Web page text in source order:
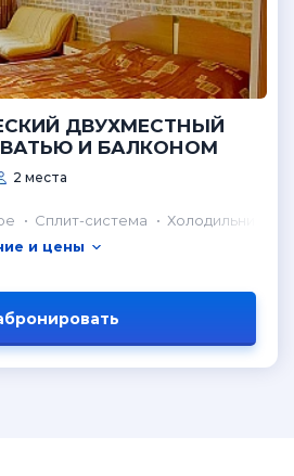
ДВУХМЕСТНЫЙ
И БАЛКОНОМ
2 места
Сплит-система
Холодильник в
и цены